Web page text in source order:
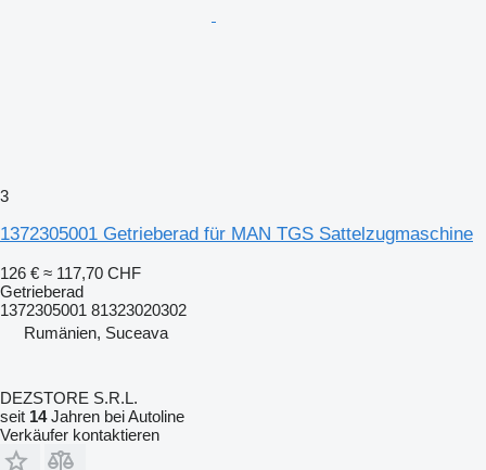
3
1372305001 Getrieberad für MAN TGS Sattelzugmaschine
126 € ≈ 117,70 CHF
Getrieberad
1372305001 81323020302
Rumänien, Suceava
DEZSTORE S.R.L.
seit 14Jahren bei Autoline
Verkäufer kontaktieren